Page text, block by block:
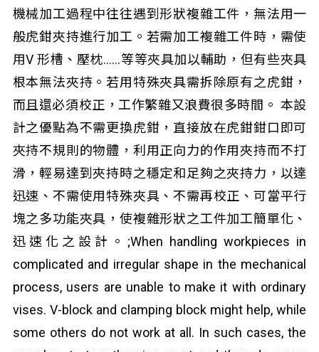
機械加工過程中往往遇到形狀複雜工件，無法用一
般虎鉗夾持進行加工。若需加工複雜工件時，需使
用V 形槽、壓枕……等等夾具加以輔助，但有些夾具
根本無法夾持。若用特殊夾具需拆除原有之虎鉗，
而且還必須校正，工作繁雜又浪費很多時間。 本設
計之優點為不需更換虎鉗，直接放在虎鉗鉗口即可
夾持不規則的物體，利用正向力的作用夾持而不打
滑，輕易達到夾持時之穩定和足夠之夾持力，以達
迅速、不需使用特殊夾具、不需再校正、可當平行
塊之多功能夾具，使複雜形狀之工件加工簡單化、
迅速化之設計。;When handling workpieces in
complicated and irregular shape in the mechanical
process, users are unable to make it with ordinary
vises. V-block and clamping block might help, while
some others do not work at all. In such cases, the